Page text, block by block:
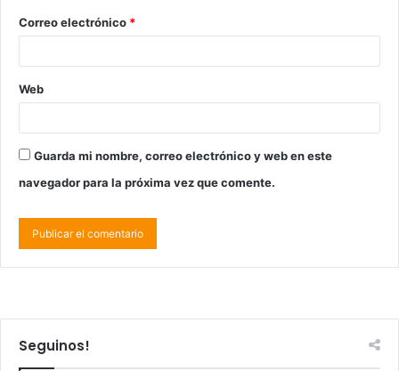
Correo electrónico *
Web
Guarda mi nombre, correo electrónico y web en este
navegador para la próxima vez que comente.
Seguinos!